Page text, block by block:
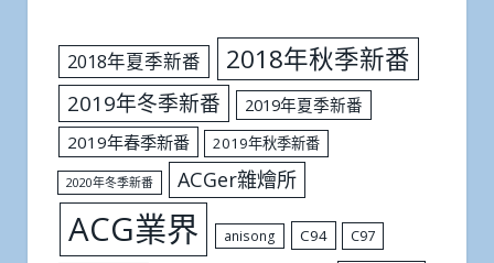
2018年夏季新番 2018年秋季新番
2019年冬季新番
2019年夏季新番
2019年春季新番
2019年秋季新番
2020年冬季新番 ACGer雜燴所
ACG業界 anisong C94 C97